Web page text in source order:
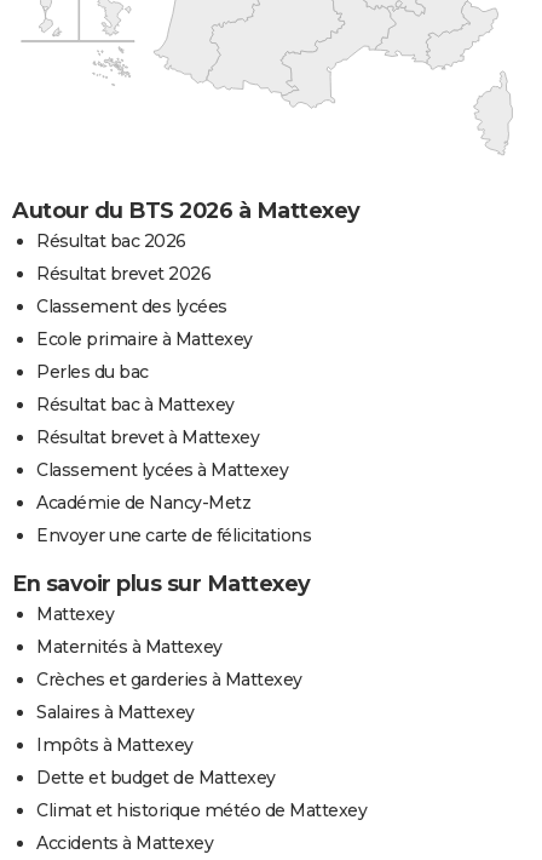
Autour du BTS 2026 à Mattexey
Résultat bac 2026
Résultat brevet 2026
Classement des lycées
Ecole primaire à Mattexey
Perles du bac
Résultat bac à Mattexey
Résultat brevet à Mattexey
Classement lycées à Mattexey
Académie de Nancy-Metz
Envoyer une carte de félicitations
En savoir plus sur Mattexey
Mattexey
Maternités à Mattexey
Crèches et garderies à Mattexey
Salaires à Mattexey
Impôts à Mattexey
Dette et budget de Mattexey
Climat et historique météo de Mattexey
Accidents à Mattexey